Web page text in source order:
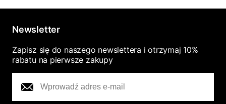
Newsletter
Zapisz się do naszego newslettera i otrzymaj 10%
rabatu na pierwsze zakupy